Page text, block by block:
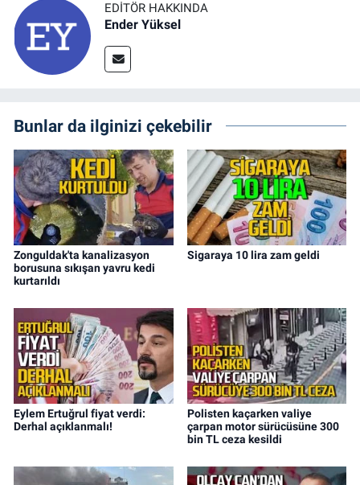
EDITÖR HAKKINDA
Ender Yüksel
Bunlar da ilginizi çekebilir
Zonguldak'ta kanalizasyon
borusuna sıkışan yavru kedi
kurtarıldı
Sigaraya 10 lira zam geldi
Eylem Ertuğrul fiyat verdi:
Derhal açıklanmalı!
Polisten kaçarken valiye
çarpan motor sürücüsüne 300
bin TL ceza kesildi